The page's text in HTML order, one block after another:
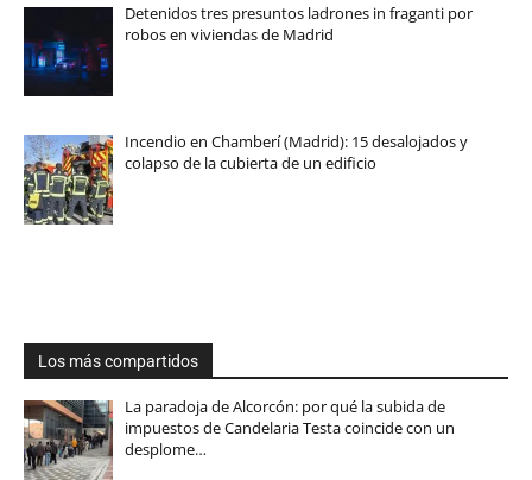
Detenidos tres presuntos ladrones in fraganti por
robos en viviendas de Madrid
Incendio en Chamberí (Madrid): 15 desalojados y
colapso de la cubierta de un edificio
Los más compartidos
La paradoja de Alcorcón: por qué la subida de
impuestos de Candelaria Testa coincide con un
desplome…